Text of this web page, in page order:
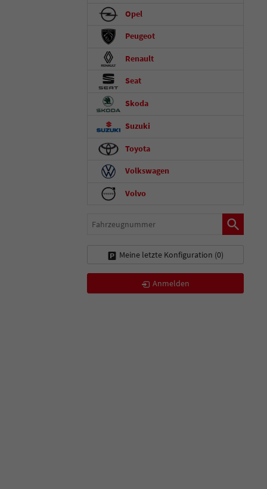
Opel
Peugeot
Renault
Seat
Skoda
Suzuki
Toyota
Volkswagen
Volvo
Fahrzeugnummer
Meine letzte Konfiguration (0)
Anmelden